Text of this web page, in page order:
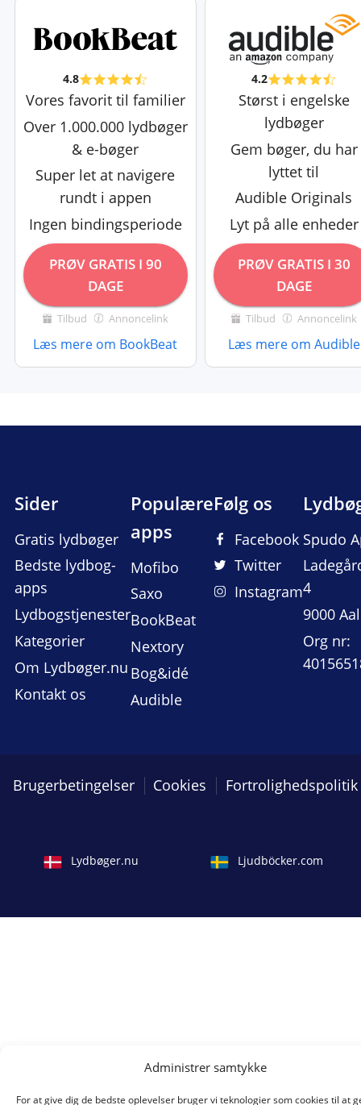
Administrer samtykke
For at give dig de bedste oplevelser bruger vi teknologier som cookies til at
4.8
Vores favorit til familier
Over 1.000.000 lydbøger
& e-bøger
Super let at navigere
rundt i appen
Ingen bindingsperiode
PRØV GRATIS I 90
DAGE
Tilbud Annoncelink
Læs mere om BookBeat
4.2
Størst i engelske
lydbøger
Gem bøger, du har
lyttet til
Audible Originals
Lyt på alle enheder
PRØV GRATIS I 30
DAGE
Tilbud Annoncelink
Læs mere om Audible
Sider
Gratis lydbøger
Bedste lydbog-
apps
Lydbogstjenester
Kategorier
Om Lydbøger.nu
Kontakt os
Populære
apps
Mofibo
Saxo
BookBeat
Nextory
Bog&idé
Audible
Følg os
Facebook
Twitter
Instagram
Spudo
4
9000
Org nr:
Brugerbetingelser Cookies Fortrolighedspolitik
Lydbøger.nu Ljudböcker.com